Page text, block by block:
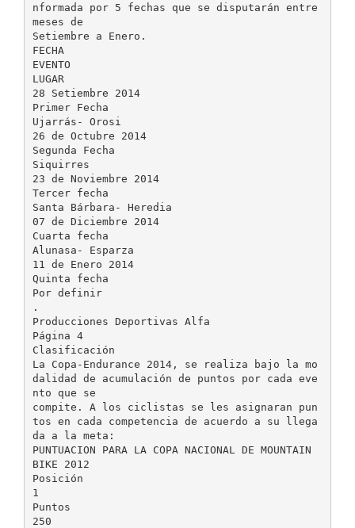
nformada por 5 fechas que se disputarán entre
meses de
Setiembre a Enero.
FECHA
EVENTO
LUGAR
28 Setiembre 2014
Primer Fecha
Ujarrás- Orosi
26 de Octubre 2014
Segunda Fecha
Siquirres
23 de Noviembre 2014
Tercer fecha
Santa Bárbara- Heredia
07 de Diciembre 2014
Cuarta fecha
Alunasa- Esparza
11 de Enero 2014
Quinta fecha
Por definir
.
Producciones Deportivas Alfa
Página 4
Clasificación
La Copa-Endurance 2014, se realiza bajo la mo
dalidad de acumulación de puntos por cada eve
nto que se
compite. A los ciclistas se les asignaran pun
tos en cada competencia de acuerdo a su llega
da a la meta:
PUNTUACION PARA LA COPA NACIONAL DE MOUNTAIN
BIKE 2012
Posición
1
Puntos
250